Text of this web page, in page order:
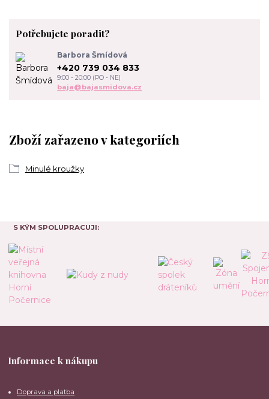
Zboží zařazeno v kategoriích
Minulé kroužky
Potřebujete poradit?
Barbora Šmídová
+420 739 034 833
9:00 - 20:00 (PO - NE)
baja@bajasmidova.cz
S KÝM SPOLUPRACUJI:
Informace k nákupu
Doprava a platba